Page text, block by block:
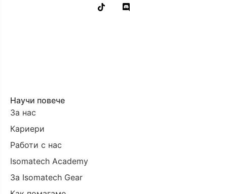
Научи повече
За нас
Кариери
Работи с нас
Isomatech Academy
За Isomatech Gear